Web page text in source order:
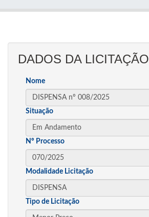
DADOS DA LICITAÇÃO
Nome
Situação
Nº Processo
Modalidade Licitação
Tipo de Licitação